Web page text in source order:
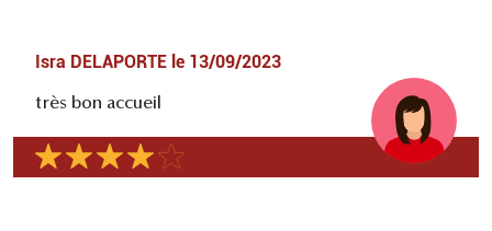
Isra DELAPORTE le 13/09/2023
très bon accueil